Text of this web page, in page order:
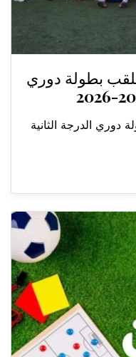
بلقب بطولة دوري
دوري الدرجة الثانية